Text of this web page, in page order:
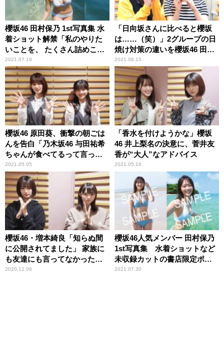
櫻坂46 田村保乃 1st写真集 水
着ショット解禁「私のやりた
いことを、 たくさん詰めこん
でもらいました」
2021.07.19
「日向坂さんに比べると櫻坂
は……（笑）」2グループの日
焼け対策の違いを櫻坂46 田村
保乃＆尾関梨香が振り返る
2021.08.15
櫻坂46 原田葵、衝撃の朝ごは
んを告白「乃木坂46 与田祐希
ちゃんが食べてるって言って
て」 そのメニューに井上梨名
驚き
2021.05.05
「香水を付けようかな」櫻坂
46 井上梨名の決意に、菅井友
香が“大人”なアドバイス
2021.05.16
櫻坂46・増本綺良「知らぬ間
に公開されてました」 家族に
も友達にも言ってなかった事
実に井上梨名もびっくり
2020.12.06
櫻坂46人気メンバー 田村保乃
1st写真集 水着ショットなど
未収録カットの書店限定ポス
トカード10種解禁
2021.07.30